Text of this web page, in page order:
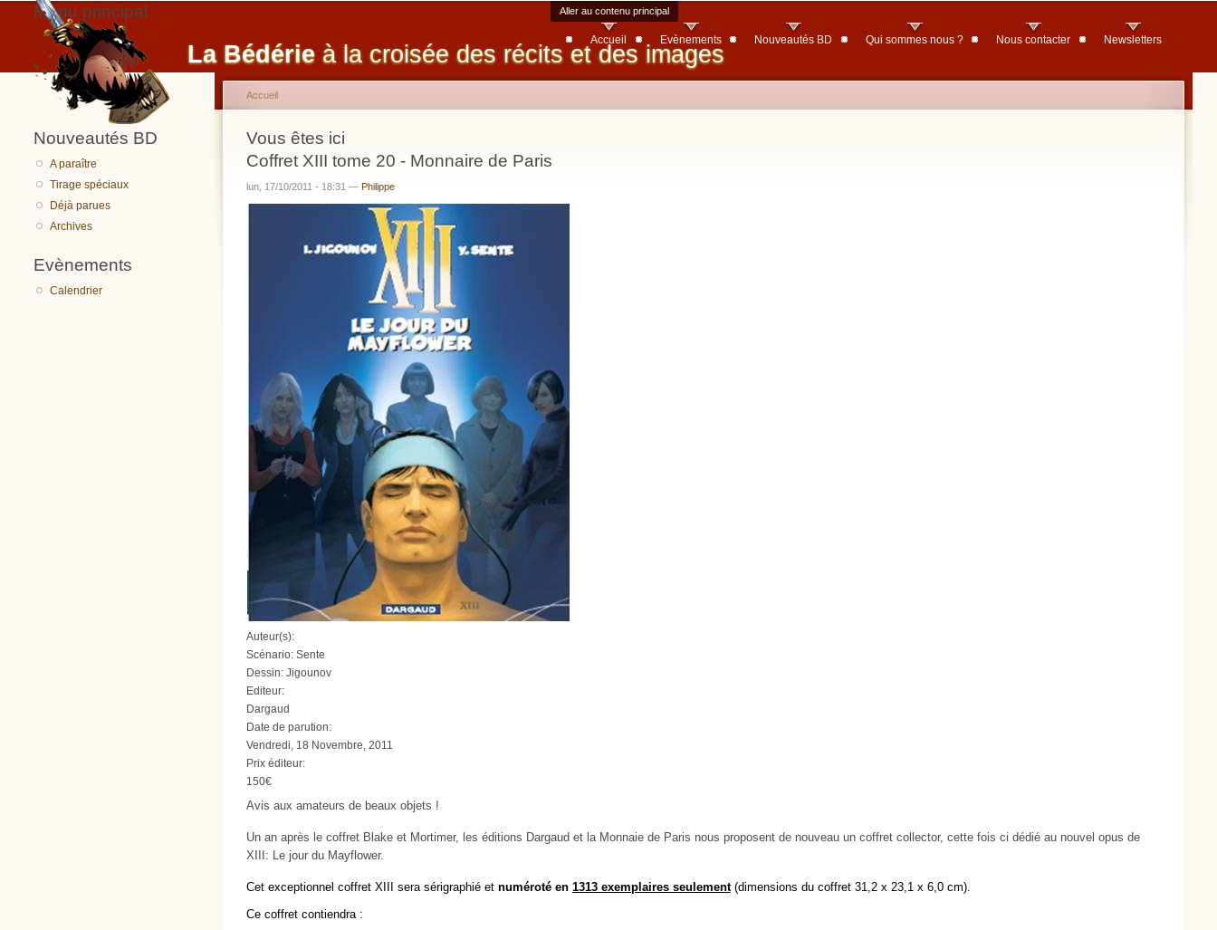
Aller au contenu principal
La Bédérie à la croisée des récits et des images
Menu principal
Accueil Evènements Nouveautés BD Qui sommes nous ? Nous contacter Newsletters
Nouveautés BD
A paraître
Tirage spéciaux
Déjà parues
Archives
Evènements
Calendrier
Vous êtes ici
Accueil
Coffret XIII tome 20 - Monnaire de Paris
lun, 17/10/2011 - 18:31 — Philippe
Auteur(s):
Scénario: Sente
Dessin: Jigounov
Editeur:
Dargaud
Date de parution:
Vendredi, 18 Novembre, 2011
Prix éditeur:
150€
Avis aux amateurs de beaux objets !
Un an après le coffret Blake et Mortimer, les éditions Dargaud et la Monnaie de Paris nous proposent de nouveau un coffret collector, cette fois ci dédié au nouvel opus de
XIII: Le jour du Mayflower.
Cet exceptionnel coffret XIII sera sérigraphié et numéroté en 1313 exemplaires seulement(dimensions du coffret 31,2 x 23,1 x 6,0 cm).
Ce coffret contiendra :